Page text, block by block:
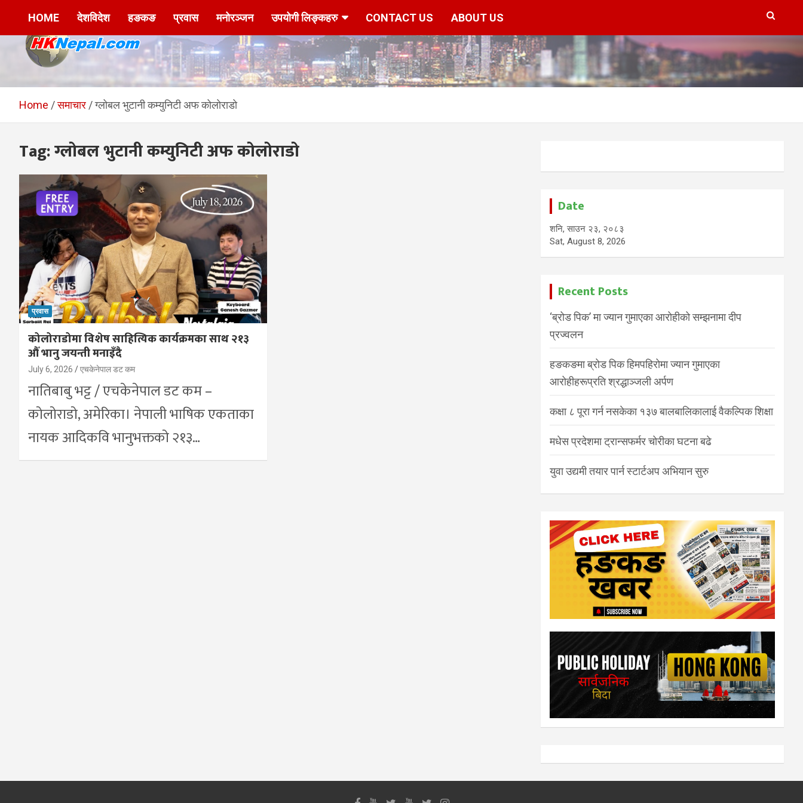
HKNepal.com –
हङकङबाट सञ्चालित पहिलो
नेपाली अनलाईन पत्रिका
hknepal, hknepal.com, hk nepal, hk nepal com
HOME देशविदेश हङकङ प्रवास मनोरञ्जन उपयोगी लिङ्कहरु CONTACT US ABOUT US
Home समाचार ग्लोबल भुटानी कम्युनिटी अफ कोलोराडो
Tag:ग्लोबल भुटानी कम्युनिटी अफ कोलोराडो
प्रवास
कोलोराडोमा विशेष साहित्यिक कार्यक्रमका साथ २१३
औँ भानु जयन्ती मनाइँदै
July 6, 2026 एचकेनेपाल डट कम
नातिबाबु भट्ट / एचकेनेपाल डट कम –
कोलोराडो, अमेरिका। नेपाली भाषिक एकताका
नायक आदिकवि भानुभक्तको २१३…
Date
शनि, साउन २३, २०८३
Sat, August 8, 2026
Recent Posts
‘ब्रोड पिक’ मा ज्यान गुमाएका आरोहीको सम्झनामा दीप
प्रज्वलन
हङकङमा ब्रोड पिक हिमपहिरोमा ज्यान गुमाएका
आरोहीहरूप्रति श्रद्धाञ्जली अर्पण
कक्षा ८ पूरा गर्न नसकेका १३७ बालबालिकालाई वैकल्पिक शिक्षा
मधेस प्रदेशमा ट्रान्सफर्मर चोरीका घटना बढे
युवा उद्यमी तयार पार्न स्टार्टअप अभियान सुरु